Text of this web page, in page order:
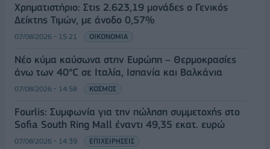
Χρηματιστήριο: Στις 2.623,19 μονάδες ο Γενικός
Δείκτης Τιμών, με άνοδο 0,57%
07/08/2026 - 15:21 ΟΙΚΟΝΟΜΙΑ
Νέο κύμα καύσωνα στην Ευρώπη – Θερμοκρασίες
άνω των 40°C σε Ιταλία, Ισπανία και Βαλκάνια
07/08/2026 - 14:58 ΚΟΣΜΟΣ
Fourlis: Συμφωνία για την πώληση συμμετοχής στο
Sofia South Ring Mall έναντι 49,35 εκατ. ευρώ
07/08/2026 - 14:39 ΕΠΙΧΕΙΡΗΣΕΙΣ